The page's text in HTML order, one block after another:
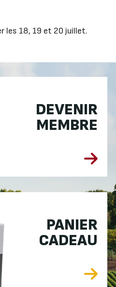
les 18, 19 et 20 juillet.
DEVENIR
MEMBRE
PANIER
CADEAU